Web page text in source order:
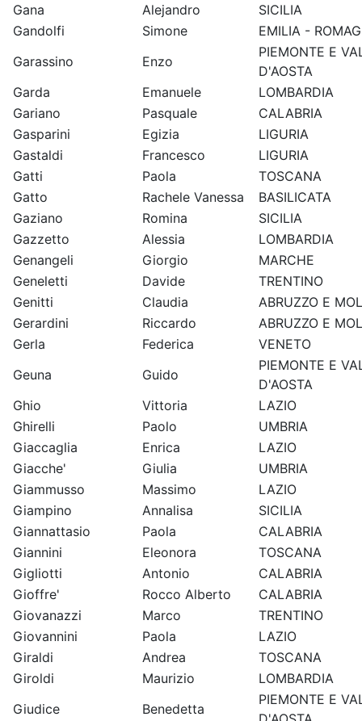
Gana
Alejandro
SICILIA
Gandolfi
Simone
EMILIA -
Garassino
Enzo
PIEMONTE E
D'AOSTA
Garda
Emanuele
LOMBARDIA
Gariano
Pasquale
CALABRIA
Gasparini
Egizia
LIGURIA
Gastaldi
Francesco
LIGURIA
Gatti
Paola
TOSCANA
Gatto
Rachele Vanessa
BASILICATA
Gaziano
Romina
SICILIA
Gazzetto
Alessia
LOMBARDIA
Genangeli
Giorgio
MARCHE
Geneletti
Davide
TRENTINO
Genitti
Claudia
ABRUZZO E
Gerardini
Riccardo
ABRUZZO E
Gerla
Federica
VENETO
Geuna
Guido
PIEMONTE E
D'AOSTA
Ghio
Vittoria
LAZIO
Ghirelli
Paolo
UMBRIA
Giaccaglia
Enrica
LAZIO
Giacche'
Giulia
UMBRIA
Giammusso
Massimo
LAZIO
Giampino
Annalisa
SICILIA
Giannattasio
Paola
CALABRIA
Giannini
Eleonora
TOSCANA
Gigliotti
Antonio
CALABRIA
Gioffre'
Rocco Alberto
CALABRIA
Giovanazzi
Marco
TRENTINO
Giovannini
Paola
LAZIO
Giraldi
Andrea
TOSCANA
Giroldi
Maurizio
LOMBARDIA
Giudice
Benedetta
PIEMONTE E